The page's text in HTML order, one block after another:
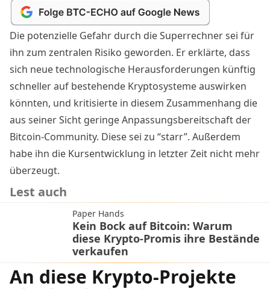
Die potenzielle Gefahr durch die Superrechner sei für
ihn zum zentralen Risiko geworden. Er erklärte, dass
sich neue technologische Herausforderungen künftig
schneller auf bestehende Kryptosysteme auswirken
könnten, und kritisierte in diesem Zusammenhang die
aus seiner Sicht geringe Anpassungsbereitschaft der
Bitcoin-Community. Diese sei zu “starr”. Außerdem
habe ihn die Kursentwicklung in letzter Zeit nicht mehr
überzeugt.
Lest auch
Paper Hands
Kein Bock auf Bitcoin: Warum
diese Krypto-Promis ihre Bestände
verkaufen
An diese Krypto-Projekte